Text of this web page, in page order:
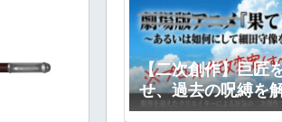
【二次創作】巨匠
せ、過去の呪縛を
―『果てしなきク